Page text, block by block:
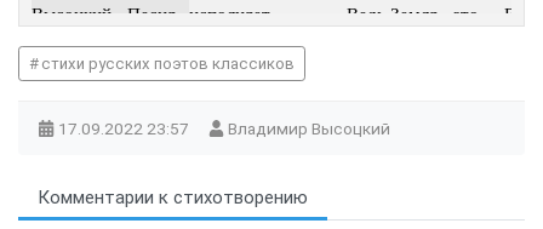
Высоцкий - Песня
исполняет
Ведь Земля - это
стихи русских поэтов классиков
17.09.2022 23:57 Владимир Высоцкий
Комментарии к стихотворению